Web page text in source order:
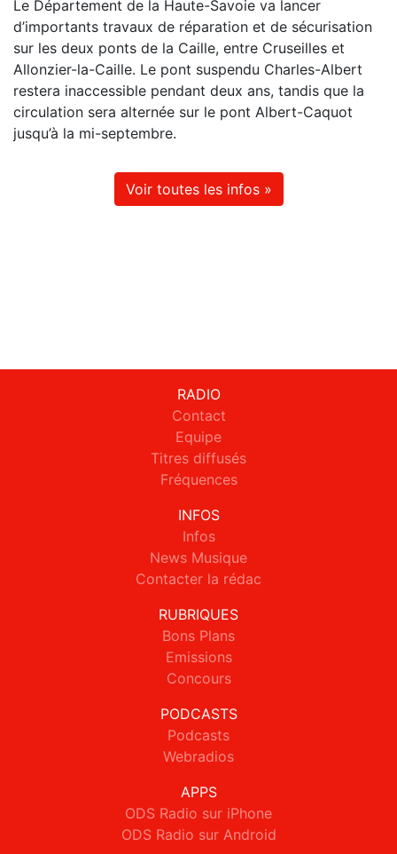
Le Département de la Haute-Savoie va lancer
d’importants travaux de réparation et de sécurisation
sur les deux ponts de la Caille, entre Cruseilles et
Allonzier-la-Caille. Le pont suspendu Charles-Albert
restera inaccessible pendant deux ans, tandis que la
circulation sera alternée sur le pont Albert-Caquot
jusqu’à la mi-septembre.
Voir toutes les infos »
RADIO
Contact
Equipe
Titres diffusés
Fréquences
INFOS
Infos
News Musique
Contacter la rédac
RUBRIQUES
Bons Plans
Emissions
Concours
PODCASTS
Podcasts
Webradios
APPS
ODS Radio sur iPhone
ODS Radio sur Android